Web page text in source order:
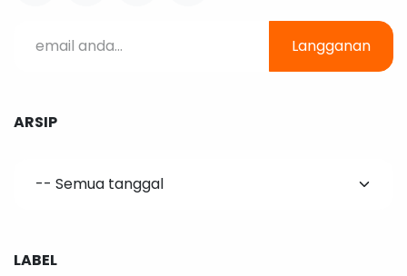
Langganan
ARSIP
LABEL